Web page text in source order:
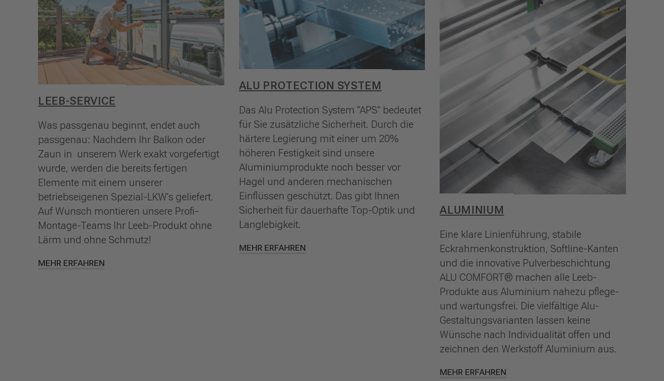
LEEB-SERVICE
Was passgenau beginnt, endet auch
passgenau: Nachdem Ihr Balkon oder
Zaun in unserem Werk exakt vorgefertigt
wurde, werden die bereits fertigen
Elemente mit einem unserer
betriebseigenen Spezial-LKW's geliefert.
Auf Wunsch montieren unsere Profi-
Montage-Teams Ihr Leeb-Produkt ohne
Lärm und ohne Schmutz!
MEHR ERFAHREN
ALU PROTECTION SYSTEM
Das Alu Protection System "APS" bedeutet
für Sie zusätzliche Sicherheit. Durch die
härtere Legierung mit einer um 20%
höheren Festigkeit sind unsere
Aluminiumprodukte noch besser vor
Hagel und anderen mechanischen
Einflüssen geschützt. Das gibt Ihnen
Sicherheit für dauerhafte Top-Optik und
Langlebigkeit.
MEHR ERFAHREN
ALUMINIUM
Eine klare Linienführung, stabile
Eckrahmenkonstruktion, Softline-Kanten
und die innovative Pulverbeschichtung
ALU COMFORT® machen alle Leeb-
Produkte aus Aluminium nahezu pflege-
und wartungsfrei. Die vielfältige Alu-
Gestaltungsvarianten lassen keine
Wünsche nach Individualität offen und
zeichnen den Werkstoff Aluminium aus.
MEHR ERFAHREN